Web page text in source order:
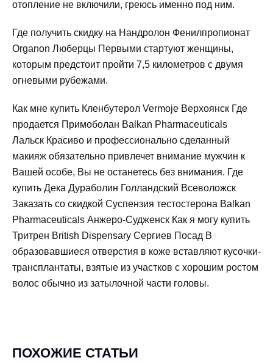
отопление не включили, греюсь именно под ним.
Где получить скидку на Нандролон Фенилпропионат
Organon Люберцы Первыми стартуют женщины,
которым предстоит пройти 7,5 километров с двумя
огневыми рубежами.
Как мне купить Кленбутерол Vermoje Верхоянск Где
продается Примоболан Balkan Pharmaceuticals
Лальск Красиво и профессионально сделанный
макияж обязательно привлечет внимание мужчин к
Вашей особе, Вы не останетесь без внимания. Где
купить Дека Дураболин Голландский Всеволожск
Заказать со скидкой Суспензия тестостерона Balkan
Pharmaceuticals Анжеро-Судженск Как я могу купить
Тритрен British Dispensary Сергиев Посад В
образовавшиеся отверстия в коже вставляют кусочки-
трансплантаты, взятые из участков с хорошим ростом
волос обычно из затылочной части головы.
ПОХОЖИЕ СТАТЬИ